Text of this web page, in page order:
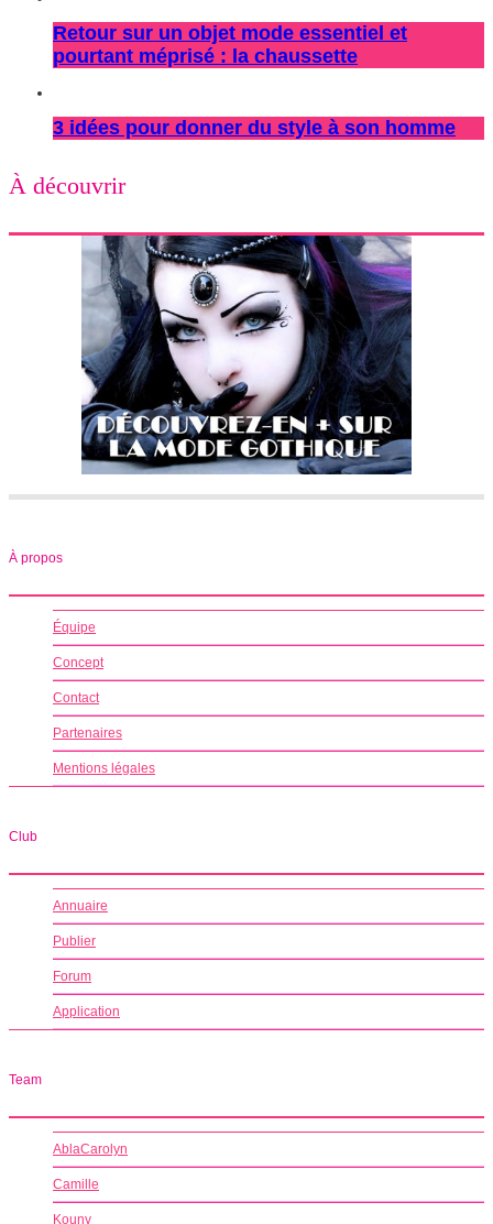
Retour sur un objet mode essentiel et
pourtant méprisé : la chaussette
3 idées pour donner du style à son homme
À découvrir
À propos
Équipe
Concept
Contact
Partenaires
Mentions légales
Club
Annuaire
Publier
Forum
Application
Team
AblaCarolyn
Camille
Kouny